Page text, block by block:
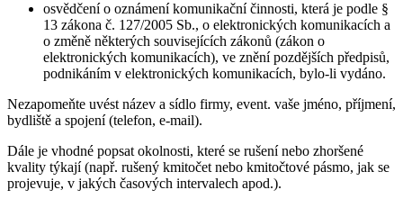
osvědčení o oznámení komunikační činnosti, která je podle §
13 zákona č. 127/2005 Sb., o elektronických komunikacích a
o změně některých souvisejících zákonů (zákon o
elektronických komunikacích), ve znění pozdějších předpisů,
podnikáním v elektronických komunikacích, bylo-li vydáno.
Nezapomeňte uvést název a sídlo firmy, event. vaše jméno, příjmení,
bydliště a spojení (telefon, e-mail).
Dále je vhodné popsat okolnosti, které se rušení nebo zhoršené
kvality týkají (např. rušený kmitočet nebo kmitočtové pásmo, jak se
projevuje, v jakých časových intervalech apod.).